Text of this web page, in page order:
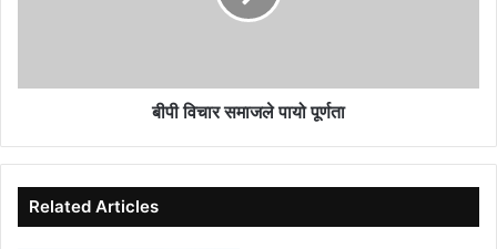
बीपी विचार समाजले पायो पूर्णता
Related Articles